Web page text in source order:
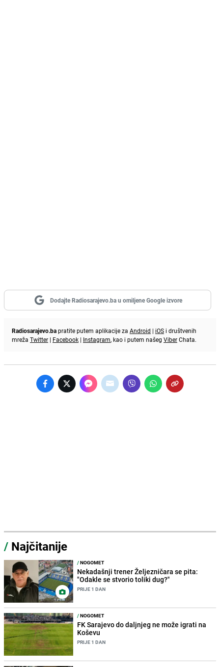
Dodajte Radiosarajevo.ba u omiljene Google izvore
Radiosarajevo.bapratite putem aplikacije za Android | iOS i društvenih
mreža Twitter | Facebook | Instagram, kao i putem našeg ViberChata.
/ Najčitanije
/NOGOMET
Nekadašnji trener Željezničara se pita:
"Odakle se stvorio toliki dug?"
PRIJE 1 DAN
/NOGOMET
FK Sarajevo do daljnjeg ne može igrati na
Koševu
PRIJE 1 DAN